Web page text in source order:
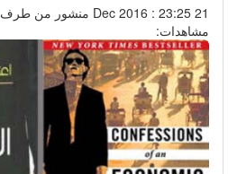
21 Dec 2016 : 23:25 منشور من طرف
مشاهدات: